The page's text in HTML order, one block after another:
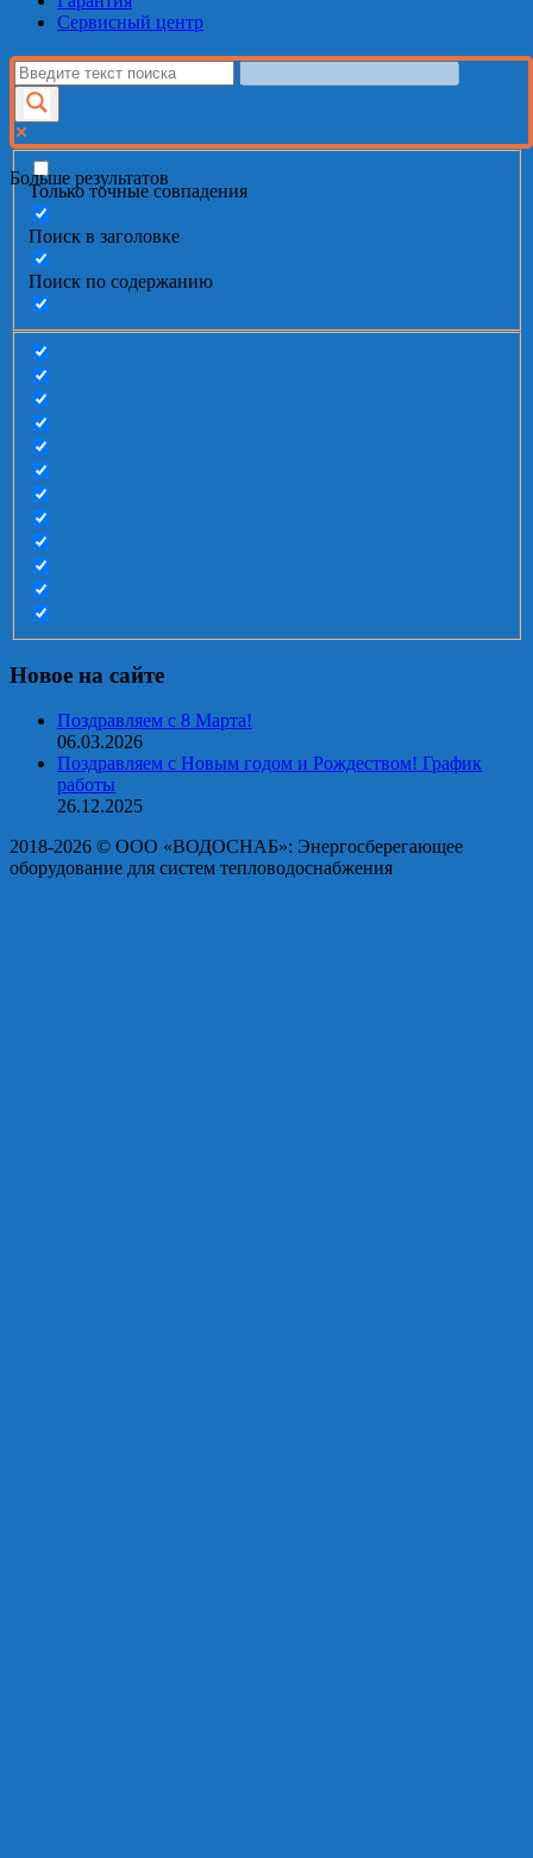
Сервисный центр
Больше результатов
Только точные совпадения
Поиск в заголовке
Поиск по содержанию
Новое на сайте
Поздравляем с 8 Марта!
06.03.2026
Поздравляем с Новым годом и Рождеством! График
работы
26.12.2025
2018-2026 © OOO «ВОДОСНАБ»: Энергосберегающее
оборудование для систем тепловодоснабжения